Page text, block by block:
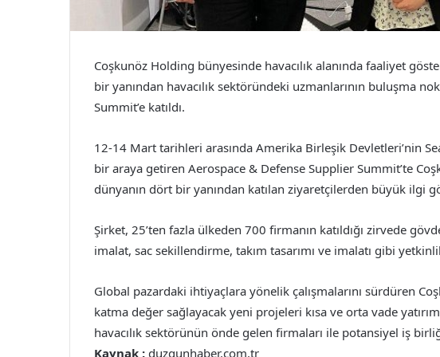
Coşkunöz Holding bünyesinde havacılık alanında faaliyet
bir yanından havacılık sektöründeki uzmanlarının buluşma
Summit’e katıldı.
12-14 Mart tarihleri arasında Amerika Birleşik Devletleri’nin
bir araya getiren Aerospace & Defense Supplier Summit’te
dünyanın dört bir yanından katılan ziyaretçilerden büyük ilgi
Şirket, 25’ten fazla ülkeden 700 firmanın katıldığı zirvede
imalat, sac sekillendirme, takım tasarımı ve imalatı gibi
Global pazardaki ihtiyaçlara yönelik çalışmalarını sürdüren
katma değer sağlayacak yeni projeleri kısa ve orta vade
havacılık sektörünün önde gelen firmaları ile potansiyel iş
Kaynak : duzgunhaber.com.tr